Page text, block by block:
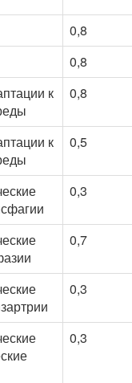
0,8
0,8
к
0,8
к
0,5
0,3
0,7
0,3
0,3